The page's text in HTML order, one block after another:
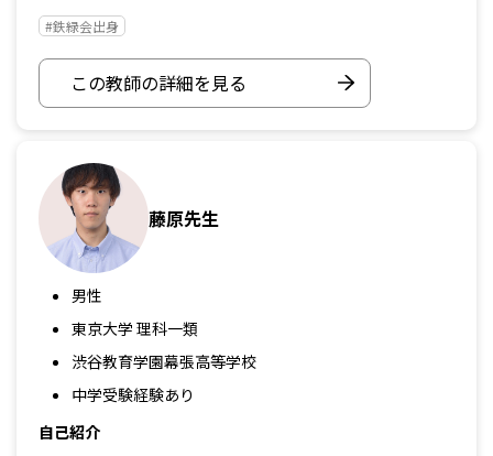
#鉄緑会出身
この教師の詳細を見る
藤原先生
男性
東京大学 理科一類
渋谷教育学園幕張高等学校
中学受験経験あり
自己紹介